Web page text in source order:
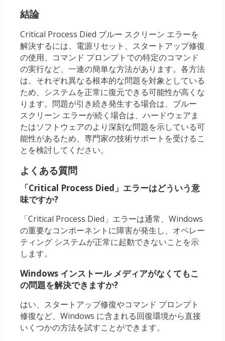
結論
Critical Process Died ブルー スクリーン エラーを
解決するには、電源リセット、スタートアップ修復
の使用、コマンド プロンプトでの特定のコマンド
の実行など、一連の簡単な方法があります。各方法
は、それぞれ異なる根本的な問題を対象としている
ため、システムを正常に復元できる可能性が高くな
ります。問題が引き続き発生する場合は、ブルー
スクリーン エラーが続く場合は、ハードウェアま
たはソフトウェアのより深刻な問題を示している可
能性があるため、専門家の技術サポートを受けるこ
とを検討してください。
よくある質問
「Critical Process Died」エラーはどういう意
味ですか?
「Critical Process Died」エラーは通常、Windows
の重要なコンポーネントに障害が発生し、オペレー
ティング システムが正常に起動できないことを示
します。
Windows インストール メディアがなくてもこ
の問題を解決できますか?
はい、スタートアップ修復やコマンド プロンプト
修復など、Windows に含まれる回復環境から直接
いくつかの方法を試すことができます。